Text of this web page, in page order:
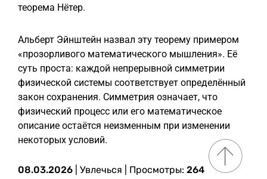
теорема Нётер.
Альберт Эйнштейн назвал эту теорему примером
«прозорливого математического мышления». Её
суть проста: каждой непрерывной симметрии
физической системы соответствует определённый
закон сохранения. Симметрия означает, что
физический процесс или его математическое
описание остаётся неизменным при изменении
некоторых условий.
08.03.2026 Увлечься | Просмотры: 264